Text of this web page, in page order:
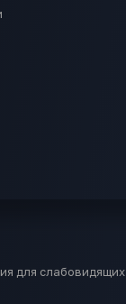
для слабовидящих